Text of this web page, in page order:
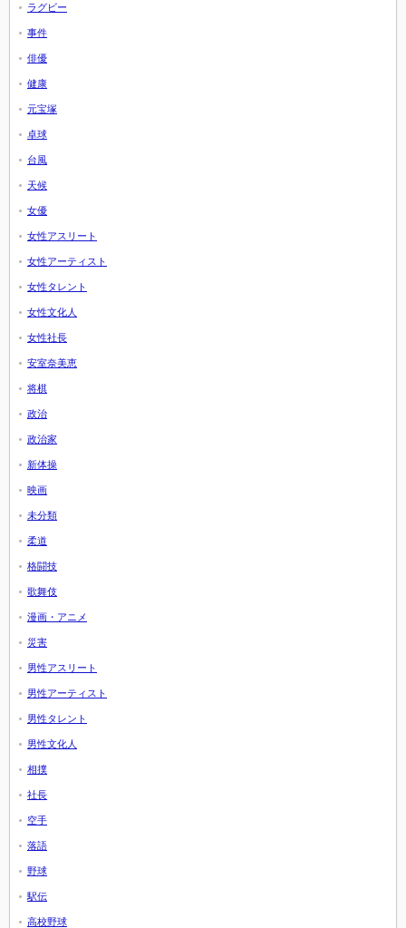
ラグビー
事件
俳優
健康
元宝塚
卓球
台風
天候
女優
女性アスリート
女性アーティスト
女性タレント
女性文化人
女性社長
安室奈美恵
将棋
政治
政治家
新体操
映画
未分類
柔道
格闘技
歌舞伎
漫画・アニメ
災害
男性アスリート
男性アーティスト
男性タレント
男性文化人
相撲
社長
空手
落語
野球
駅伝
高校野球